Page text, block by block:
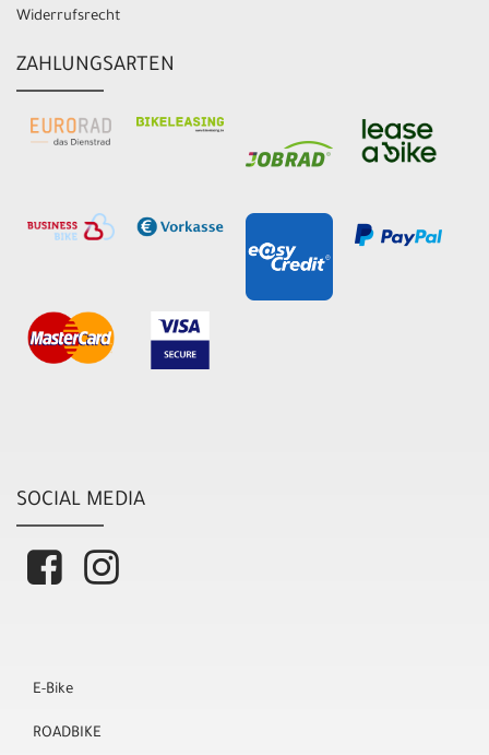
Widerrufsrecht
ZAHLUNGSARTEN
SOCIAL MEDIA
E-Bike
ROADBIKE